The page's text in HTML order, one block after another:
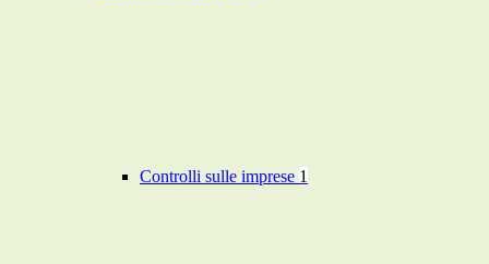
Controlli sulle imprese 1